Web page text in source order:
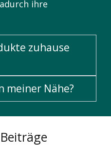
ihre
zuhause
meiner Nähe?